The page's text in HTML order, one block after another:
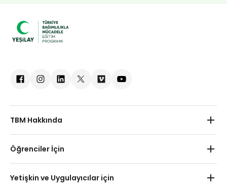
TBM Hakkında
Kurumsal İşbirlikleri
Haberler
Öğrenciler İçin
Yetişkin ve Uygulayıcılar için